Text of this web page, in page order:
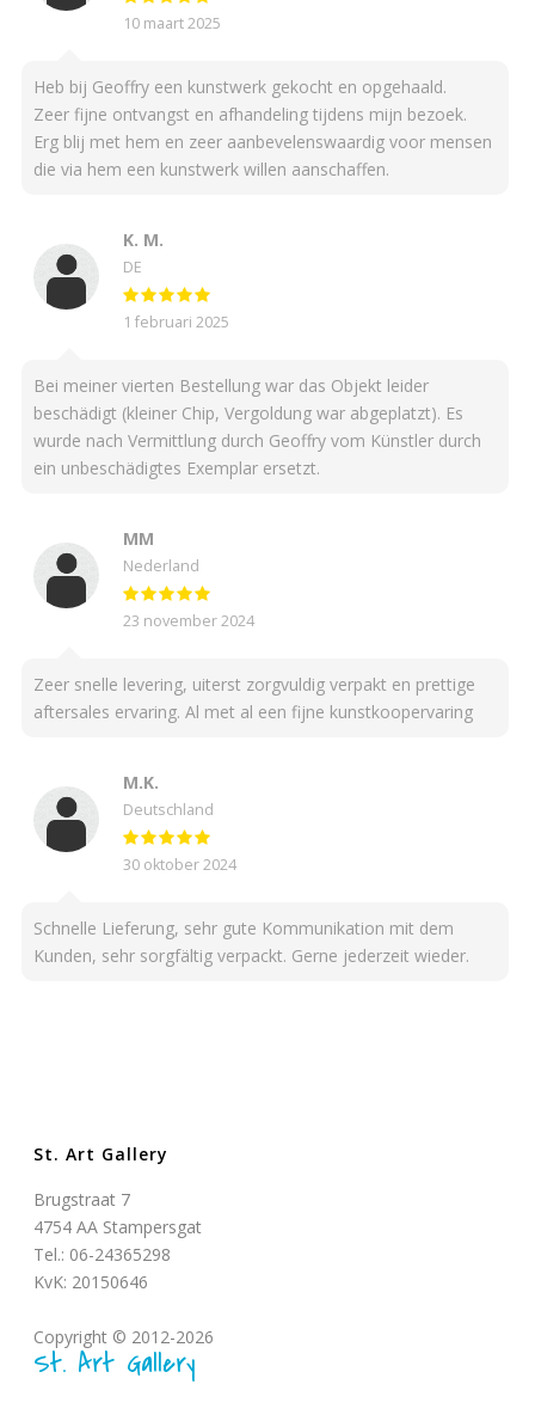
10 maart 2025
Heb bij Geoffry een kunstwerk gekocht en opgehaald.
Zeer fijne ontvangst en afhandeling tijdens mijn bezoek.
Erg blij met hem en zeer aanbevelenswaardig voor mensen
die via hem een kunstwerk willen aanschaffen.
K. M.
DE
1 februari 2025
Bei meiner vierten Bestellung war das Objekt leider
beschädigt (kleiner Chip, Vergoldung war abgeplatzt). Es
wurde nach Vermittlung durch Geoffry vom Künstler durch
ein unbeschädigtes Exemplar ersetzt.
MM
Nederland
23 november 2024
Zeer snelle levering, uiterst zorgvuldig verpakt en prettige
aftersales ervaring. Al met al een fijne kunstkoopervaring
M.K.
Deutschland
30 oktober 2024
Schnelle Lieferung, sehr gute Kommunikation mit dem
Kunden, sehr sorgfältig verpackt. Gerne jederzeit wieder.
St. Art Gallery
Brugstraat 7
4754 AA Stampersgat
Tel.: 06-24365298
KvK: 20150646
Copyright © 2012-2026
St. Art Gallery